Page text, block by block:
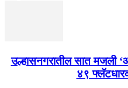
उल्हासनगरातील सात मजली
४९